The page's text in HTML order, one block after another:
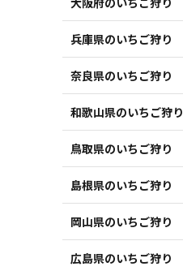
兵庫県のいちご狩り
奈良県のいちご狩り
和歌山県のいちご狩り
鳥取県のいちご狩り
島根県のいちご狩り
岡山県のいちご狩り
広島県のいちご狩り